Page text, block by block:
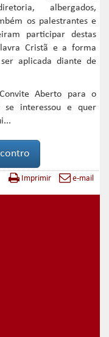
albergados,
os palestrantes e
participar destas
Cristã e a forma
aplicada diante de
Aberto para o
interessou e quer
Imprimir e-mail